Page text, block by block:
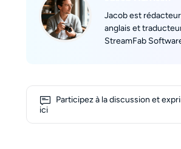
Jacob est
anglais et
StreamFab
New York et
Participez à la discussion et
ici